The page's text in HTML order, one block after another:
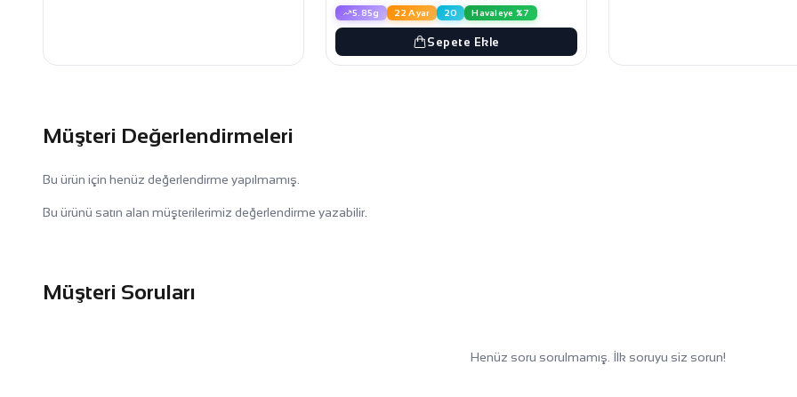
5.85g 22 Ayar 20 Havaleye %7
Sepete Ekle
Müşteri Değerlendirmeleri
Bu ürün için henüz değerlendirme yapılmamış.
Bu ürünü satın alan müşterilerimiz değerlendirme yazabilir.
Müşteri Soruları
Henüz soru sorulmamış. İlk soruyu siz sorun!